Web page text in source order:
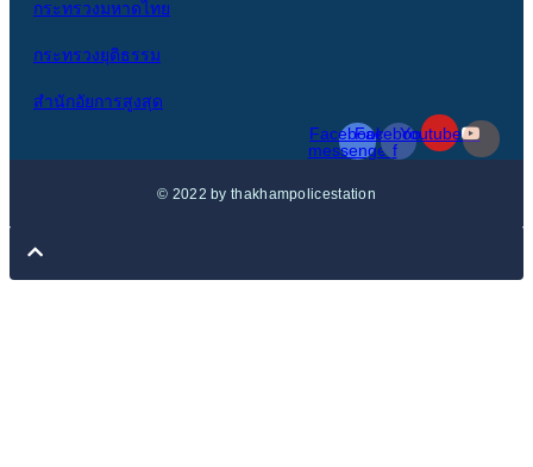
กระทรวงมหาดไทย
กระทรวงยุติธรรม
สำนักอัยการสูงสุด
Facebook-
messenger
Facebook-
f
Youtube
© 2022 by thakhampolicestation